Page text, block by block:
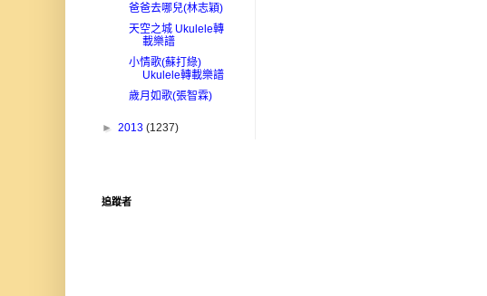
爸爸去哪兒(林志穎)
天空之城 Ukulele轉
載樂譜
小情歌(蘇打綠)
Ukulele轉載樂譜
歲月如歌(張智霖)
► 2013 (1237)
追蹤者